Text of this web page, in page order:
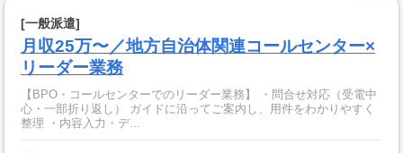
[一般派遣]
月収25万〜／地方自治体関連コールセンター×
リーダー業務
【BPO・コールセンターでのリーダー業務】 ・問合せ対応（受電中
心・一部折り返し） ガイドに沿ってご案内し、用件をわかりやすく
整理 ・内容入力・デ...